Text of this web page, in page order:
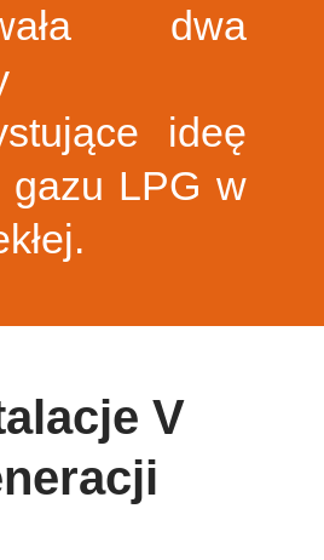
dwa
ideę
gazu LPG w
V